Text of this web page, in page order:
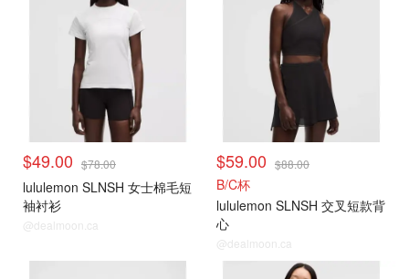
$49.00 $78.00
lululemon SLNSH 女士棉毛短
袖衬衫
@dealmoon.ca
$59.00 $88.00
B/C杯
lululemon SLNSH 交叉短款背
心
@dealmoon.ca